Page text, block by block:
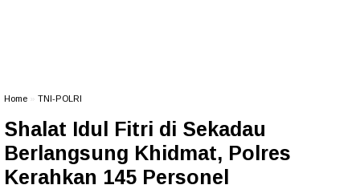
Home TNI-POLRI
Shalat Idul Fitri di Sekadau
Berlangsung Khidmat, Polres
Kerahkan 145 Personel